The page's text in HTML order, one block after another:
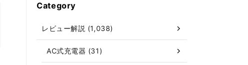
Category
レビュー解説 (1,038)
AC式充電器 (31)